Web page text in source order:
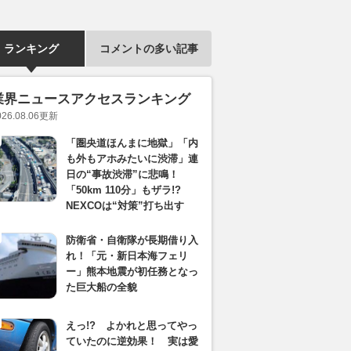
ランキング コメントの多い記事
界ニュースアクセスランキング
更新
「圏央道ほんまに地獄」「内
も外もアホみたいに渋滞」連
日の“事故渋滞”に悲鳴！
「50km 110分」もザラ!?
NEXCOは“対策”打ち出す
防衛省・自衛隊が長期借り入
れ！「元・新日本海フェリ
ー」熊本地震が初任務となっ
た巨大船の全貌
えっ!? よかれと思ってやっ
ていたのに逆効果！ 実は愛